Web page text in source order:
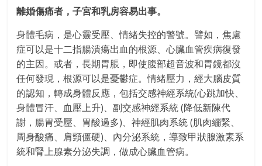
離婚傷痛者，子宮和乳房容易出事。
身體毛病，是心靈受壓、情緒失控的警號。譬如，焦慮
症可以是十二指腸潰瘍出血的根源、心臟血管疾病復發
的主因。或者，長期胃脹，即使腹部超音波和胃鏡都沒
任何發現，根源可以是憂鬱症。情緒壓力，經大腦皮質
的認知，轉成身體反應，包括交感神經系統(心跳加快、
身體冒汗、血壓上升)、副交感神經系統 (降低新陳代
謝，腸胃受壓、胃酸過多)、神經肌肉系統 (肌肉繃緊、
周身酸痛、肩頸僵硬)、內分泌系統，導致甲狀腺激素系
統和腎上腺素分泌失調，做成心臟血管病。